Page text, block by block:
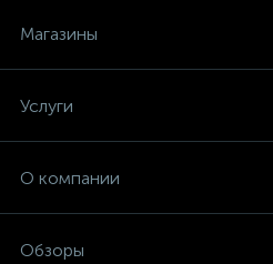
Магазины
Услуги
О компании
Обзоры